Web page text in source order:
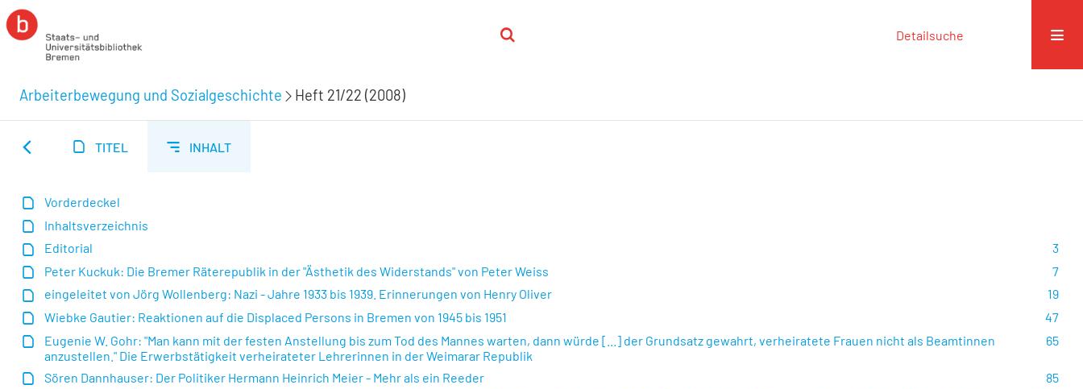
Detailsuche
Arbeiterbewegung und Sozialgeschichte Heft 21/22 (2008)
TITEL INHALT
Vorderdeckel
Inhaltsverzeichnis
3
Editorial
7
Peter Kuckuk: Die Bremer Räterepublik in der "Ästhetik des Widerstands" von Peter Weiss
19
eingeleitet von Jörg Wollenberg: Nazi - Jahre 1933 bis 1939. Erinnerungen von Henry Oliver
47
Wiebke Gautier: Reaktionen auf die Displaced Persons in Bremen von 1945 bis 1951
65
Eugenie W. Gohr: "Man kann mit der festen Anstellung bis zum Tod des Mannes warten, dann würde [...] der Grundsatz gewahrt, verheiratete Frauen nicht als Beamtinnen
anzustellen." Die Erwerbstätigkeit verheirateter Lehrerinnen in der Weimarar Republik
85
Sören Dannhauser: Der Politiker Hermann Heinrich Meier - Mehr als ein Reeder